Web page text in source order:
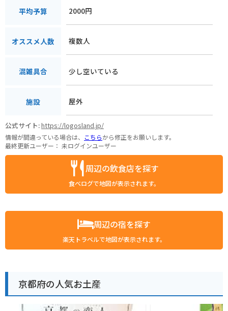
平均予算 2000円
オススメ人数 複数人
混雑具合 少し空いている
施設 屋外
公式サイト:https://logosland.jp/
情報が間違っている場合は、 こちらから修正をお願いします。
最終更新ユーザー： 未ログインユーザー
周辺の飲食店を探す
食べログで地図が表示されます。
周辺の宿を探す
楽天トラベルで地図が表示されます。
京都府の人気お土産